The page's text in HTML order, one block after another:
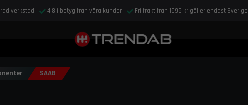
verkstad 4,8 i betyg från våra kunder Fri frakt från 1995 kr gäller endast Sverige
SAAB